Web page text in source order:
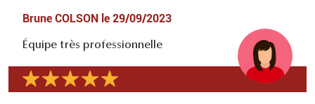
Brune COLSON le 29/09/2023
Équipe très professionnelle